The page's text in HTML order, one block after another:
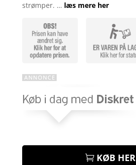
strømper. … læs mere her
KØB HER